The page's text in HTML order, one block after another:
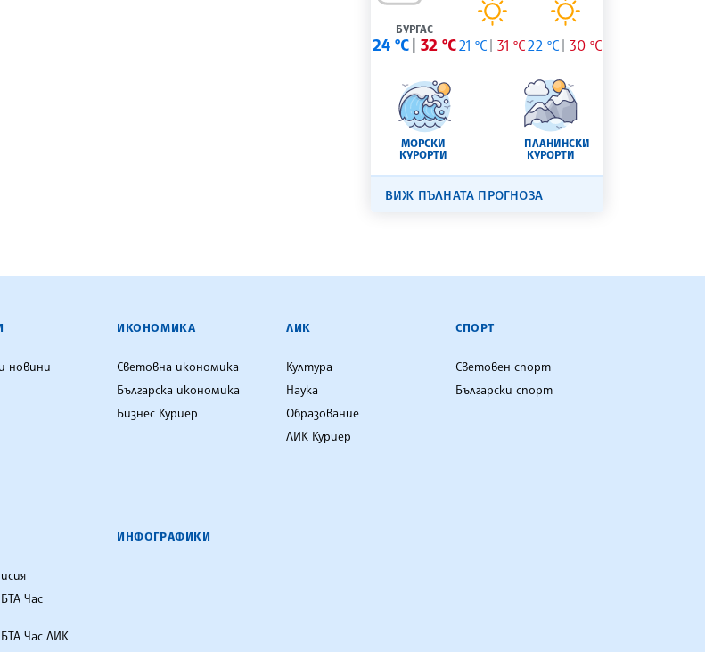
БУРГАС
24 °C 32 °C21 °C 31 °C22 °C 30 °C
МОРСКИ
КУРОРТИ
ПЛАНИНСКИ
КУРОРТИ
ВИЖ ПЪЛНАТА ПРОГНОЗА
новини
ИКОНОМИКА
Световна икономика
Българска икономика
Бизнес Куриер
ЛИК
Култура
Наука
Образование
ЛИК Куриер
СПОРТ
Световен спорт
Български спорт
Час
Час ЛИК
ИНФОГРАФИКИ